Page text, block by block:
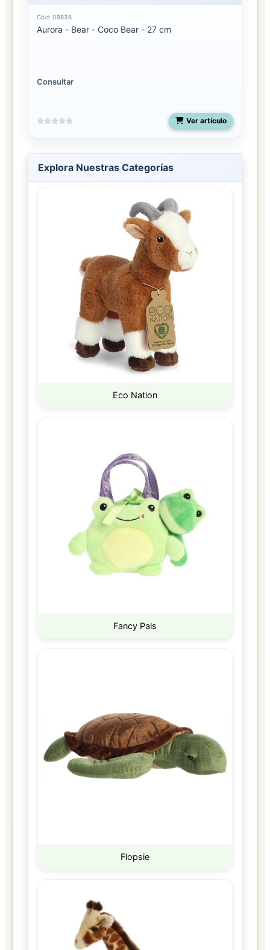
Cód: 09838
Aurora - Bear - Coco Bear - 27 cm
Consultar
Ver artículo
Explora Nuestras Categorías
Eco Nation
Fancy Pals
Flopsie